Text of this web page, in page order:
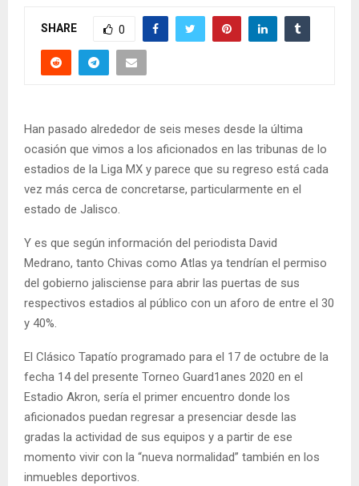
SHARE 0
Han pasado alrededor de seis meses desde la última
ocasión que vimos a los aficionados en las tribunas de lo
estadios de la Liga MX y parece que su regreso está cada
vez más cerca de concretarse, particularmente en el
estado de Jalisco.
Y es que según información del periodista David
Medrano, tanto Chivas como Atlas ya tendrían el permiso
del gobierno jalisciense para abrir las puertas de sus
respectivos estadios al público con un aforo de entre el 30
y 40%.
El Clásico Tapatío programado para el 17 de octubre de la
fecha 14 del presente Torneo Guard1anes 2020 en el
Estadio Akron, sería el primer encuentro donde los
aficionados puedan regresar a presenciar desde las
gradas la actividad de sus equipos y a partir de ese
momento vivir con la “nueva normalidad” también en los
inmuebles deportivos.